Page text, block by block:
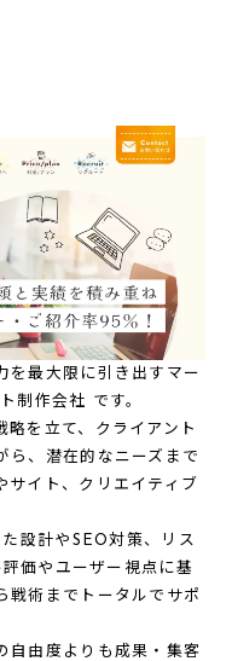
を最大限に引き出すマー
制作会社 です。
略を立て、クライアント
ら、潜在的なニーズまで
サイト、クリエイティブ
設計や SEO対策、
リス
価やユーザー視点に基
戦術までトータルでサポ
自由度よりも成果・集客